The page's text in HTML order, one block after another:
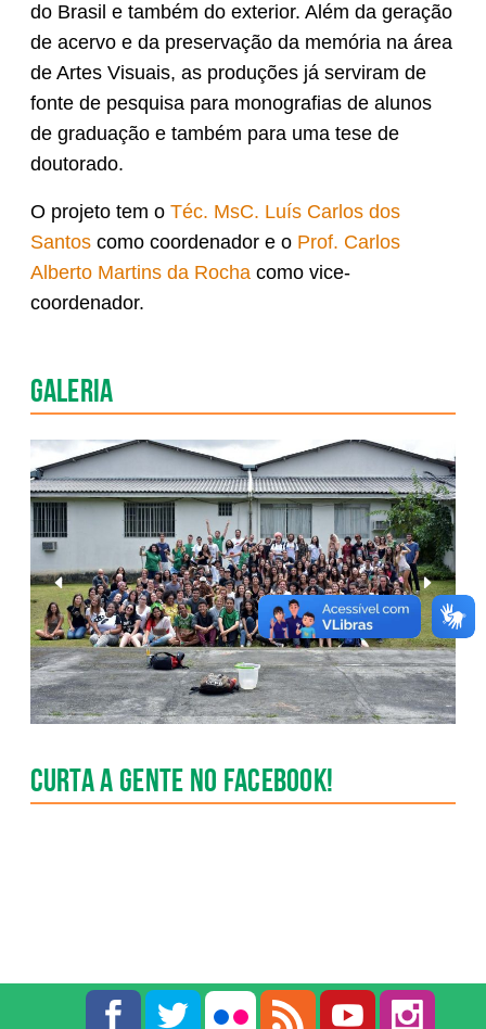
do Brasil e também do exterior. Além da geração
de acervo e da preservação da memória na área
de Artes Visuais, as produções já serviram de
fonte de pesquisa para monografias de alunos
de graduação e também para uma tese de
doutorado.
O projeto tem o Téc. MsC. Luís Carlos dos
Santoscomo coordenador e o Prof. Carlos
Alberto Martins da Rochacomo vice-
coordenador.
Galeria
Anterior
Slide
Slide
Curta a gente no Facebook!